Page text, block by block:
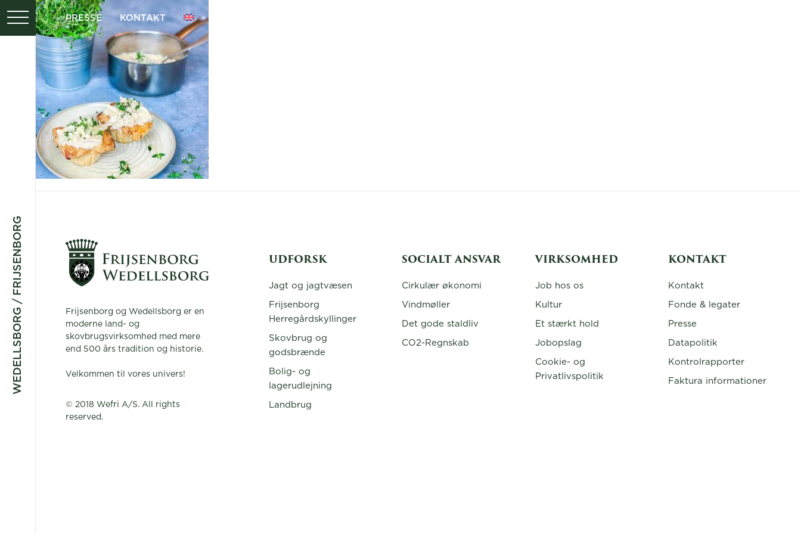
WEDELLSBORG / FRIJSENBORG
PRESSE KONTAKT
Frijsenborg og Wedellsborg er en
moderne land- og
skovbrugsvirksomhed med mere
end 500 års tradition og historie.
Velkommen til vores univers!
© 2018 Wefri A/S. All rights
reserved.
UDFORSK
Jagt og jagtvæsen
Frijsenborg
Herregårdskyllinger
Skovbrug og
godsbrænde
Bolig- og
lagerudlejning
Landbrug
SOCIALT ANSVAR
Cirkulær økonomi
Vindmøller
Det gode staldliv
CO2-Regnskab
VIRKSOMHED
Job hos os
Kultur
Et stærkt hold
Jobopslag
Cookie- og
Privatlivspolitik
KONTAKT
Kontakt
Fonde & legater
Presse
Datapolitik
Kontrolrapporter
Faktura informationer